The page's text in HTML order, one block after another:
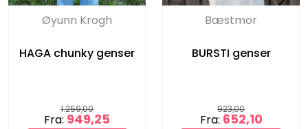
Øyunn Krogh
HAGA chunky genser
1.259,00
Fra: 949,25
Bæstmor
BURSTI genser
923,00
Fra: 652,10